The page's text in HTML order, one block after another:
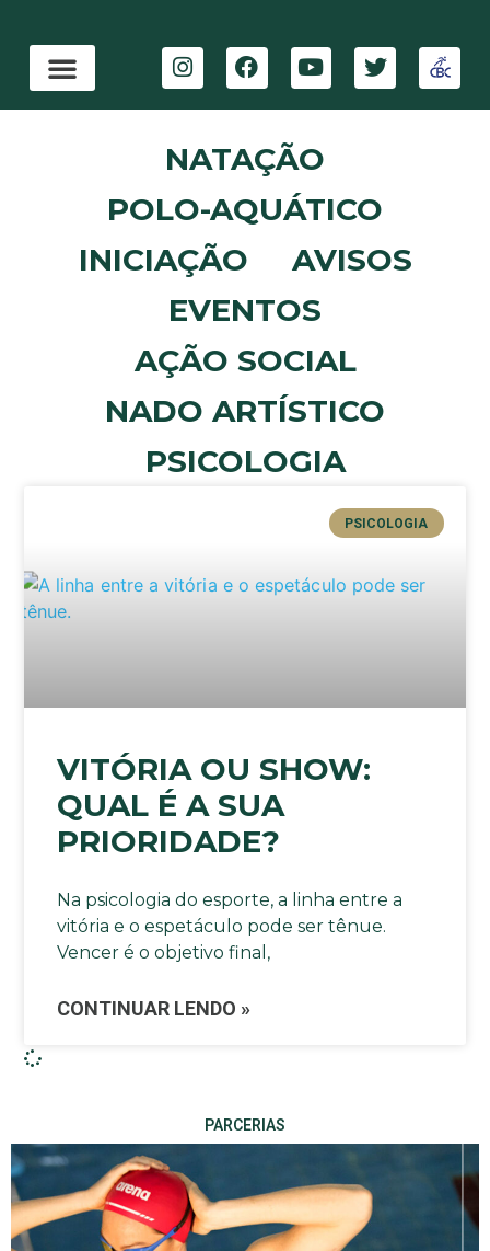
NATAÇÃO
POLO-AQUÁTICO
INICIAÇÃO
AVISOS
EVENTOS
AÇÃO SOCIAL
NADO ARTÍSTICO
PSICOLOGIA
PSICOLOGIA
VITÓRIA OU SHOW:
QUAL É A SUA
PRIORIDADE?
Na psicologia do esporte, a linha entre a
vitória e o espetáculo pode ser tênue.
Vencer é o objetivo final,
CONTINUAR LENDO »
PARCERIAS